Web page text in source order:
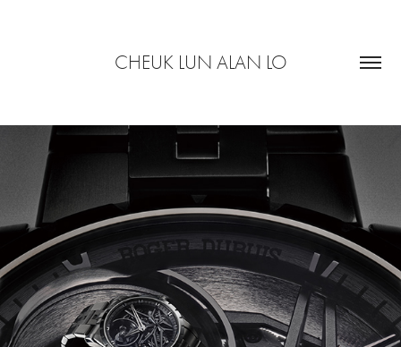
CHEUK LUN ALAN LO